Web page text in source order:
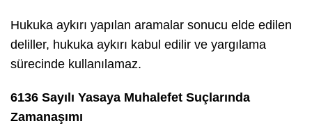
Hukuka aykırı yapılan aramalar sonucu elde edilen
deliller, hukuka aykırı kabul edilir ve yargılama
sürecinde kullanılamaz.
6136 Sayılı Yasaya Muhalefet Suçlarında
Zamanaşımı